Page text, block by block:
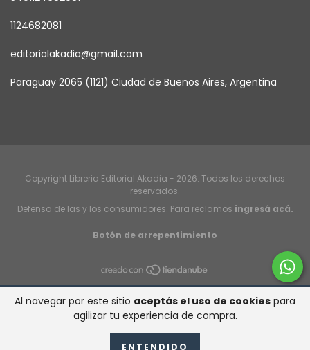
Al navegar por este sitio aceptás el uso de cookies para
agilizar tu experiencia de compra.
ENTENDIDO
1124682081
editorialakadia@gmail.com
Paraguay 2065 (1121) Ciudad de Buenos Aires, Argentina
Copyright Libreria Editorial Akadia - 2026. Todos los derechos
reservados.
Defensa de las y los consumidores. Para reclamos ingresá acá.
Botón de arrepentimiento